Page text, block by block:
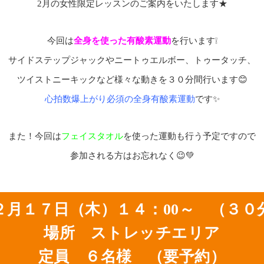
2月の女性限定レッスンのご案内をいたします★
今回は全身を使った有酸素運動を行います❕
サイドステップジャックやニートゥエルボー、トゥータッチ、
ツイストニーキックなど様々な動きを３０分間行います😊
心拍数爆上がり必須の全身有酸素運動です✨
また！今回はフェイスタオルを使った運動も行う予定ですので
参加される方はお忘れなく😉💚
１７日（木）１４：00～ （３０
場所 ストレッチエリア
定員 ６名様 （要予約）